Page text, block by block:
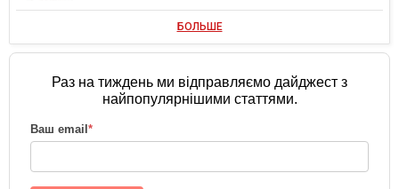
БОЛЬШЕ
Раз на тиждень ми відправляємо дайджест з
найпопулярнішими статтями.
Ваш email *